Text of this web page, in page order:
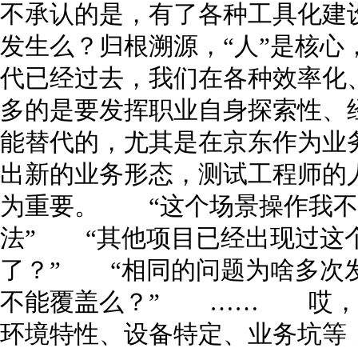
不承认的是，有了各种工具化
发生么？归根溯源，“人”是核
代已经过去，我们在各种效率
多的是要发挥职业自身探索性
能替代的，尤其是在京东作为
出新的业务形态，测试工程师
为重要。 “这个场景操作我不
法” “其他项目已经出现过这
了？” “相同的问题为啥多次
不能覆盖么？” …… 哎，奴
环境特性、设备特定、业务坑